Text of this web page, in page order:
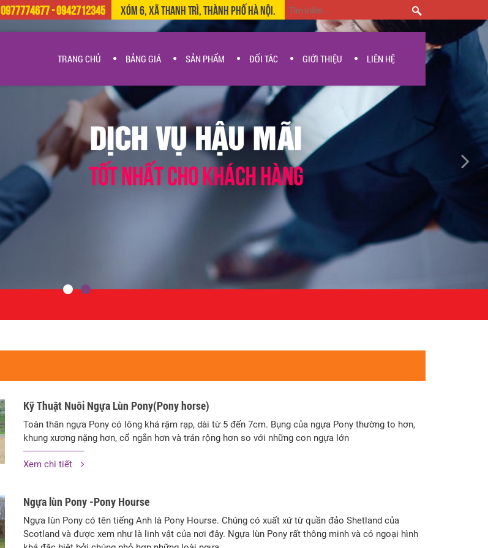
Xóm 6, Xã Thanh Trì, Thành Phố Hà Nội.
0977774677 - 0942712345
TRANG CHỦ BẢNG GIÁ SẢN PHẨM ĐỐI TÁC GIỚI THIỆU LIÊN HỆ
Kỹ Thuật Nuôi Ngựa Lùn Pony(Pony horse)
Toàn thân ngựa Pony có lông khá rậm rạp, dài từ 5 đến 7cm. Bụng của ngựa Pony thường to hơn,
khung xương nặng hơn, cổ ngắn hơn và trán rộng hơn so với những con ngựa lớn
Xem chi tiết
Ngựa lùn Pony -Pony Hourse
Ngựa lùn Pony có tên tiếng Anh là Pony Hourse. Chúng có xuất xứ từ quần đảo Shetland của
Scotland và được xem như là linh vật của nơi đây. Ngựa lùn Pony rất thông minh và có ngoại hình